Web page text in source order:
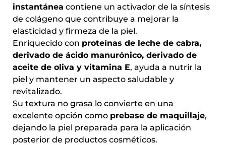
instantánea contiene un activador de la síntesis
de colágeno que contribuye a mejorar la
elasticidad y firmeza de la piel.
Enriquecido con proteínas de leche de cabra,
derivado de ácido manurónico, derivado de
aceite de oliva y vitamina E, ayuda a nutrir la
piel y mantener un aspecto saludable y
revitalizado.
Su textura no grasa lo convierte en una
excelente opción como prebase de maquillaje,
dejando la piel preparada para la aplicación
posterior de productos cosméticos.